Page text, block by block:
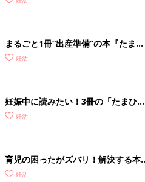
まるごと1冊“出産準備”の本『たまご
クラブ 夏号』〈スペシャル大特集〉
妊活
妊娠中に読みたい！3冊の「たまひ
よ」妊活
育児の困ったがズバリ！解決する本
『ひよこクラブ 秋号』 4カ月～2才
妊活